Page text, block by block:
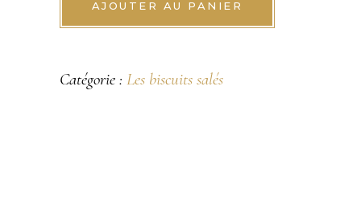
Maquereau
Citron
AJOUTER AU PANIER
Catégorie : Les biscuits salés